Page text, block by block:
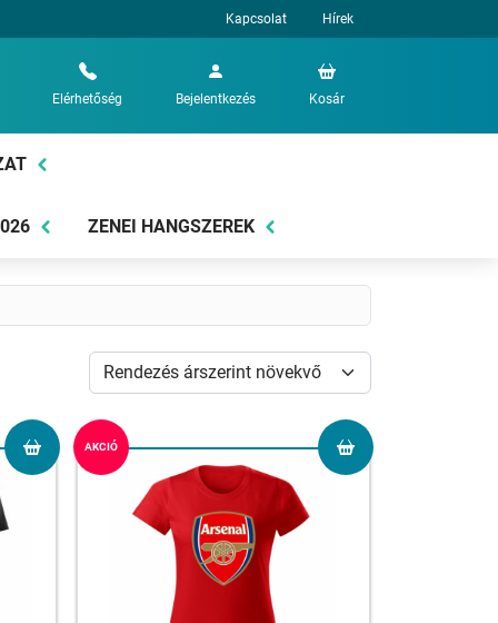
Kapcsolat Hírek
Elérhetőség Bejelentkezés Kosár
ZENEI HANGSZEREK
AKCIÓ